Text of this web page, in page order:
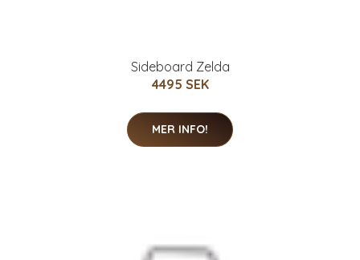
Sideboard Zelda
4495 SEK
MER INFO!